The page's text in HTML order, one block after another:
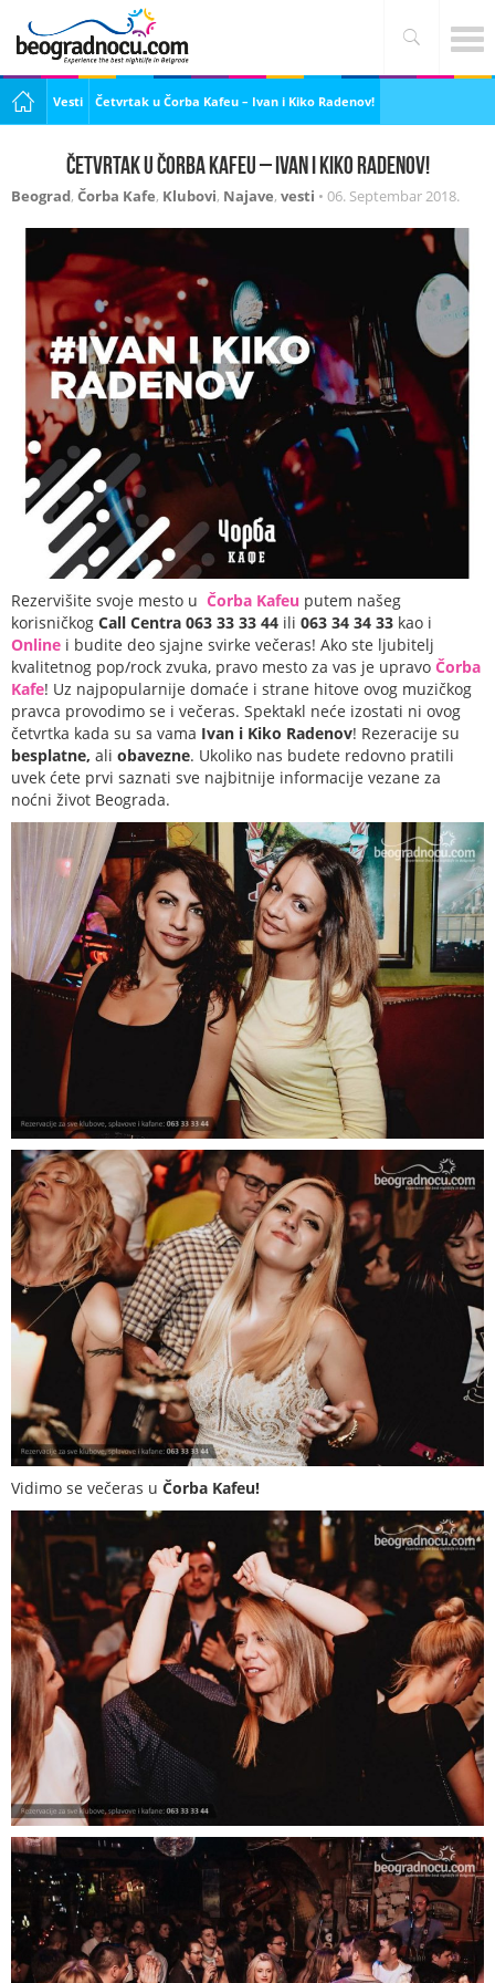
Vesti Četvrtak u Čorba Kafeu – Ivan i Kiko Radenov!
Četvrtak u Čorba Kafeu – Ivan i Kiko Radenov!
Beograd, Čorba Kafe, Klubovi, Najave, vesti • 06. Septembar 2018.
Rezervišite svoje mesto u Čorba Kafeu putem našeg
korisničkog Call Centra 063 33 33 44 ili 063 34 34 33 kao i
Online i budite deo sjajne svirke večeras! Ako ste ljubitelj
kvalitetnog pop/rock zvuka, pravo mesto za vas je upravo Čorba
Kafe! Uz najpopularnije domaće i strane hitove ovog muzičkog
pravca provodimo se i večeras. Spektakl neće izostati ni ovog
četvrtka kada su sa vama Ivan i Kiko Radenov! Rezeracije su
besplatne, ali obavezne. Ukoliko nas budete redovno pratili
uvek ćete prvi saznati sve najbitnije informacije vezane za
noćni život Beograda.
Vidimo se večeras u Čorba Kafeu!